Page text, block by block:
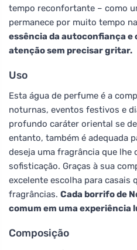
tempo reconfortante – como
permanece por muito tempo
essência da autoconfiança e
atenção sem precisar gritar.
Uso
Esta água de perfume é a
noturnas, eventos festivos e
profundo caráter oriental se
entanto, também é adequada
deseja uma fragrância que lhe
sofisticação. Graças à sua
excelente escolha para casais
fragrâncias. Cada borrifo de
comum em uma experiência
Composição